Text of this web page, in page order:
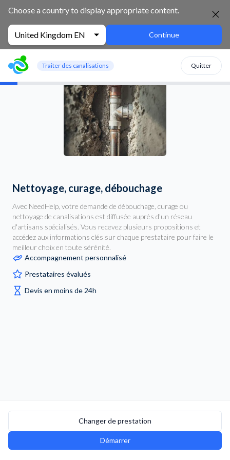
Choose a country to display appropriate content.
United Kingdom EN Continue
Traiter des canalisations Quitter
Nettoyage, curage, débouchage
Avec NeedHelp, votre demande de débouchage, curage ou
nettoyage de canalisations est diffusée auprès d'un réseau
d'artisans spécialisés. Vous recevez plusieurs propositions et
accédez aux informations clés sur chaque prestataire pour faire le
meilleur choix en toute sérénité.
Accompagnement personnalisé
Prestataires évalués
Devis en moins de 24h
Changer de prestation
Démarrer